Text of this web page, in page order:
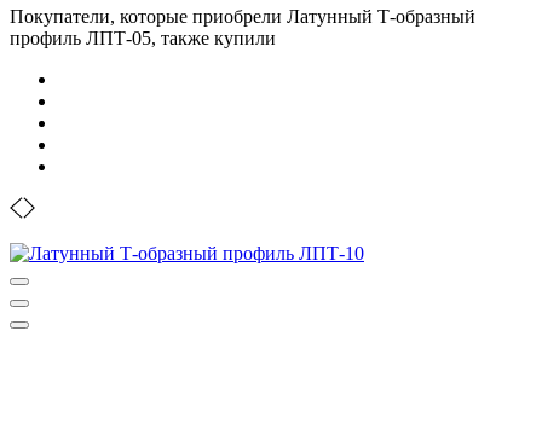
Покупатели, которые приобрели Латунный Т-образный
профиль ЛПТ-05, также купили